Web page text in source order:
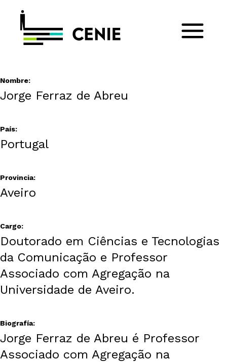
Nombre:
Jorge Ferraz de Abreu
País:
Portugal
Provincia:
Aveiro
Cargo:
Doutorado em Ciências e Tecnologias
da Comunicação e Professor
Associado com Agregação na
Universidade de Aveiro.
Biografía:
Jorge Ferraz de Abreu é Professor
Associado com Agregação na